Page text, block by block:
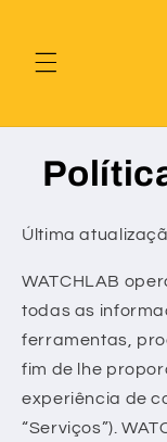
Última
WATCHLAB
todas as
ferramentas,
fim de lhe
experiência de
“Serviços”).